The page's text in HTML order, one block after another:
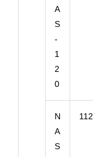
A
S
-
1
2
0
N
A
S
112